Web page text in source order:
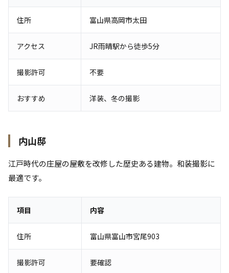
住所 富山県高岡市太田
アクセス JR雨晴駅から徒歩5分
撮影許可 不要
おすすめ 洋装、冬の撮影
内山邸
江戸時代の庄屋の屋敷を改修した歴史ある建物。和装撮影に
最適です。
項目 内容
住所 富山県富山市宮尾903
撮影許可 要確認